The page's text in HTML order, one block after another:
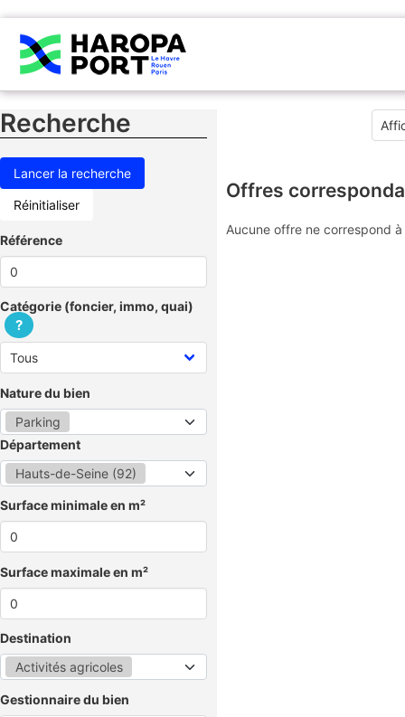
Recherche
Réinitialiser
Référence
Catégorie (foncier, immo, quai)
?
Nature du bien
Parking
Département
Hauts-de-Seine (92)
Surface minimale en m²
Surface maximale en m²
Destination
Activités agricoles
Gestionnaire du bien
Offres
Aucune offre ne correspond